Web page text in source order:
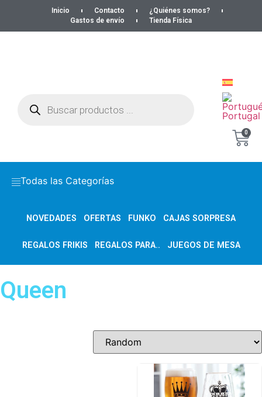
Inicio Contacto
¿Quiénes somos?
Gastos de envío
Tienda Física
0
Todas las Categorías
NOVEDADES OFERTAS FUNKO CAJAS SORPRESA
REGALOS FRIKIS REGALOS PARA.. JUEGOS DE MESA
Queen